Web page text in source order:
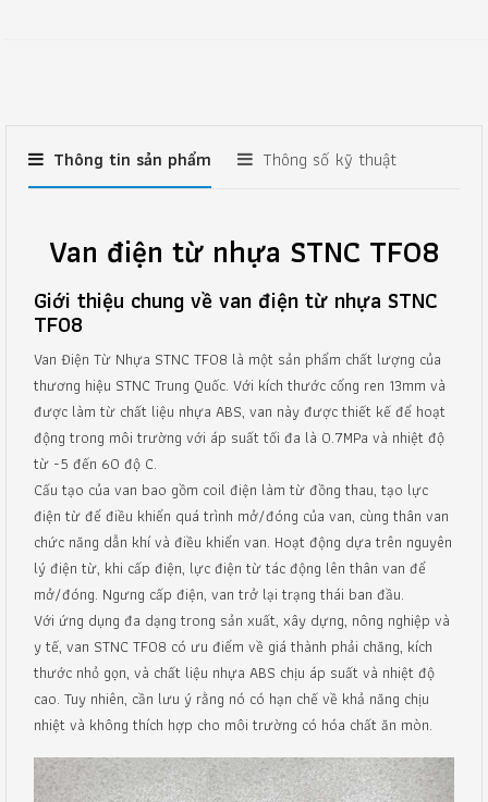
Thông tin sản phẩm Thông số kỹ thuật
Van điện từ nhựa STNC TF08
Giới thiệu chung về van điện từ nhựa STNC
TF08
Van Điện Từ Nhựa STNC TF08 là một sản phẩm chất lượng của
thương hiệu STNC Trung Quốc. Với kích thước cổng ren 13mm và
được làm từ chất liệu nhựa ABS, van này được thiết kế để hoạt
động trong môi trường với áp suất tối đa là 0.7MPa và nhiệt độ
từ -5 đến 60 độ C.
Cấu tạo của van bao gồm coil điện làm từ đồng thau, tạo lực
điện từ để điều khiển quá trình mở/đóng của van, cùng thân van
chức năng dẫn khí và điều khiển van. Hoạt động dựa trên nguyên
lý điện từ, khi cấp điện, lực điện từ tác động lên thân van để
mở/đóng. Ngưng cấp điện, van trở lại trạng thái ban đầu.
Với ứng dụng đa dạng trong sản xuất, xây dựng, nông nghiệp và
y tế, van STNC TF08 có ưu điểm về giá thành phải chăng, kích
thước nhỏ gọn, và chất liệu nhựa ABS chịu áp suất và nhiệt độ
cao. Tuy nhiên, cần lưu ý rằng nó có hạn chế về khả năng chịu
nhiệt và không thích hợp cho môi trường có hóa chất ăn mòn.